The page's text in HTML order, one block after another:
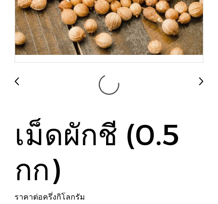
เม็ดผักชี (0.5
กก)
ราคาต่อครึ่งกิโลกรัม